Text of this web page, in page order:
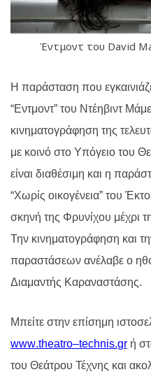
Έντμοντ του David
Η παράσταση που
“Εντμοντ” του Ντέηβιντ
κινηματογράφηση της
με κοινό στο Υπόγειο του
είναι διαθέσιμη και η
“Χωρίς οικογένεια” του
σκηνή της Φρυνίχου μέχρι
Την κινηματογράφηση και
παραστάσεων ανέλαβε ο
Διαμαντής Καραναστάσης.
Μπείτε στην επίσημη
www.theatro–technis.gr ή
του Θεάτρου Τέχνης και